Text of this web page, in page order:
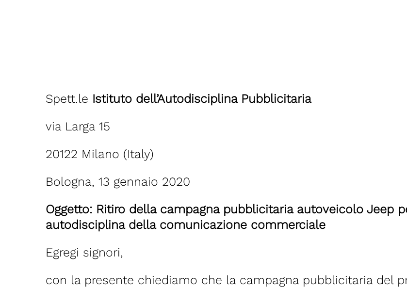
Spett.le Istituto dell’Autodisciplina Pubblicitaria
via Larga 15
20122 Milano (Italy)
Bologna, 13 gennaio 2020
Oggetto: Ritiro della campagna pubblicitaria autoveicolo Jeep
autodisciplina della comunicazione commerciale
Egregi signori,
con la presente chiediamo che la campagna pubblicitaria del